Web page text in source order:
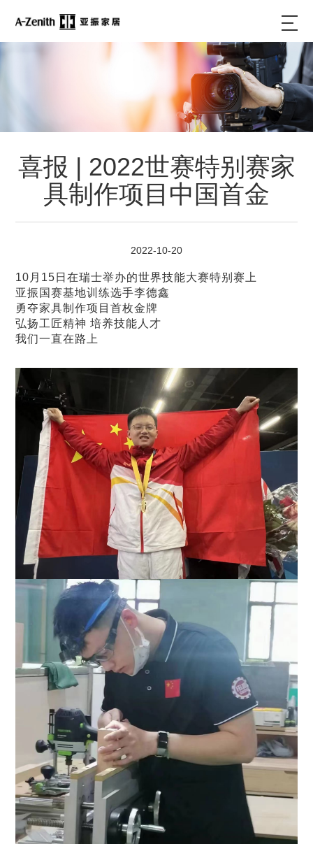
喜报 | 2022世赛特别赛家
具制作项目中国首金
2022-10-20
10月15日在瑞士举办的世界技能大赛特别赛上
亚振国赛基地训练选手李德鑫
勇夺家具制作项目首枚金牌
弘扬工匠精神 培养技能人才
我们一直在路上